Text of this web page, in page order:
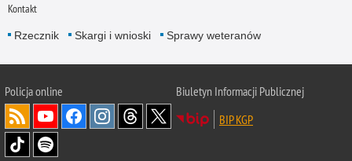
Kontakt
Rzecznik Skargi i wnioski Sprawy weteranów
Policjaonline
Biuletyn Informacji Publicznej
BIP KGP